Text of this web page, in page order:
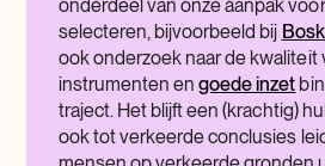
onderdeel van onze aanpak
selecteren, bijvoorbeeld bij
ook onderzoek naar de kwaliteit
instrumenten engoede inzet
traject. Het blijft een (krachtig)
ook tot verkeerde conclusies